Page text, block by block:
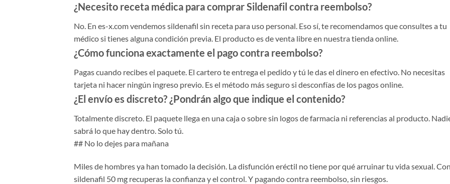
¿Necesito receta médica para comprar Sildenafil contra reembolso?
No. En es-x.com vendemos sildenafil sin receta para uso personal. Eso sí, te recomendamos que consultes a tu
médico si tienes alguna condición previa. El producto es de venta libre en nuestra tienda online.
¿Cómo funciona exactamente el pago contra reembolso?
Pagas cuando recibes el paquete. El cartero te entrega el pedido y tú le das el dinero en efectivo. No necesitas
tarjeta ni hacer ningún ingreso previo. Es el método más seguro si desconfías de los pagos online.
¿El envío es discreto? ¿Pondrán algo que indique el contenido?
Totalmente discreto. El paquete llega en una caja o sobre sin logos de farmacia ni referencias al producto.
sabrá lo que hay dentro. Solo tú.
## No lo dejes para mañana
Miles de hombres ya han tomado la decisión. La disfunción eréctil no tiene por qué arruinar tu vida sexual. Con
sildenafil 50 mg recuperas la confianza y el control. Y pagando contra reembolso, sin riesgos.